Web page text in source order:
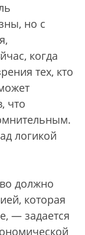
но с
когда
тех, кто
что
логикой
должно
которая
— задается